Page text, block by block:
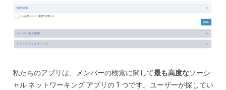
私たちのアプリは、メンバーの検索に関して最も高度なソーシ
ャル ネットワーキング アプリの 1 つです。ユーザーが探してい